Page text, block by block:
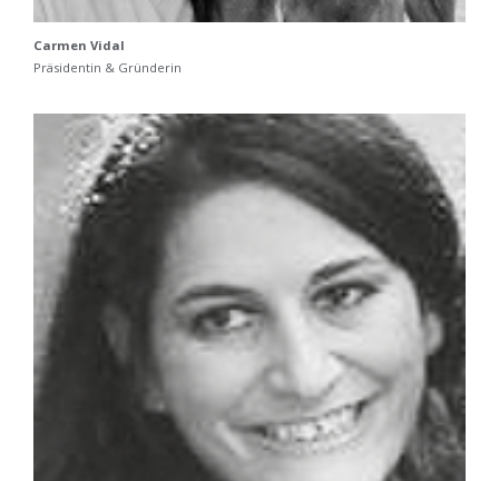
Carmen Vidal
Präsidentin & Gründerin